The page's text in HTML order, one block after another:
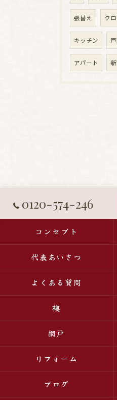
張替え ク
キッチン
アパート
0120-574-246
コンセプト
代表あいさつ
よくある質問
襖
網戸
リフォーム
ブログ